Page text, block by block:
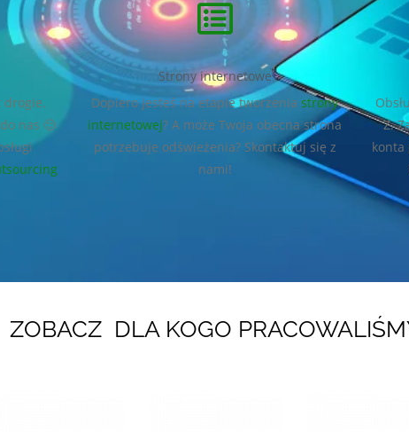
drogie.
nas 🙂
Strony internetowe
Dopiero jesteś na etapie tworzeniastrony
internetowej? A może Twoja obecna strona
potrzebuje odświeżenia? Skontaktuj się z
nami!
Z.
konta
ZOBACZ DLA KOGO